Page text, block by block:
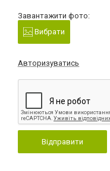
Завантажити фото:
Вибрати
Авторизуватись
Відправити